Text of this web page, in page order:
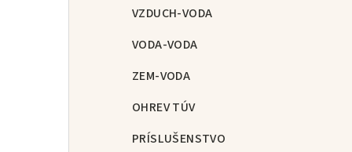
VZDUCH-VODA
VODA-VODA
ZEM-VODA
OHREV TÚV
PRÍSLUŠENSTVO